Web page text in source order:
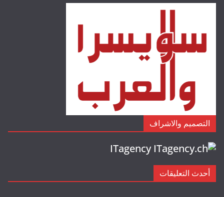
التصميم والاشراف
ITagency
أحدث التعليقات